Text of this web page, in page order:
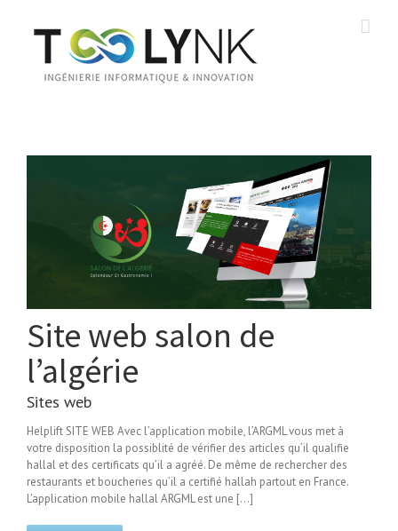
Site web salon de
l’algérie
Sites web
Helplift SITE WEB Avec l’application mobile, l’ARGML vous met à
votre disposition la possiblité de vérifier des articles qu’il qualifie
hallal et des certificats qu’il a agréé. De même de rechercher des
restaurants et boucheries qu’il a certifié hallah partout en France.
L’application mobile hallal ARGML est une [...]